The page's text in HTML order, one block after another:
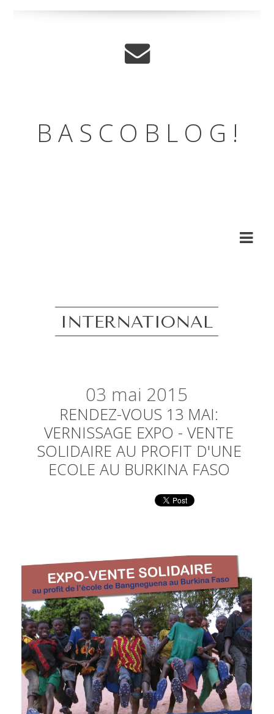
B A S C O B L O G !
INTERNATIONAL
03 mai 2015
RENDEZ-VOUS 13 MAI:
VERNISSAGE EXPO - VENTE
SOLIDAIRE AU PROFIT D'UNE
ECOLE AU BURKINA FASO